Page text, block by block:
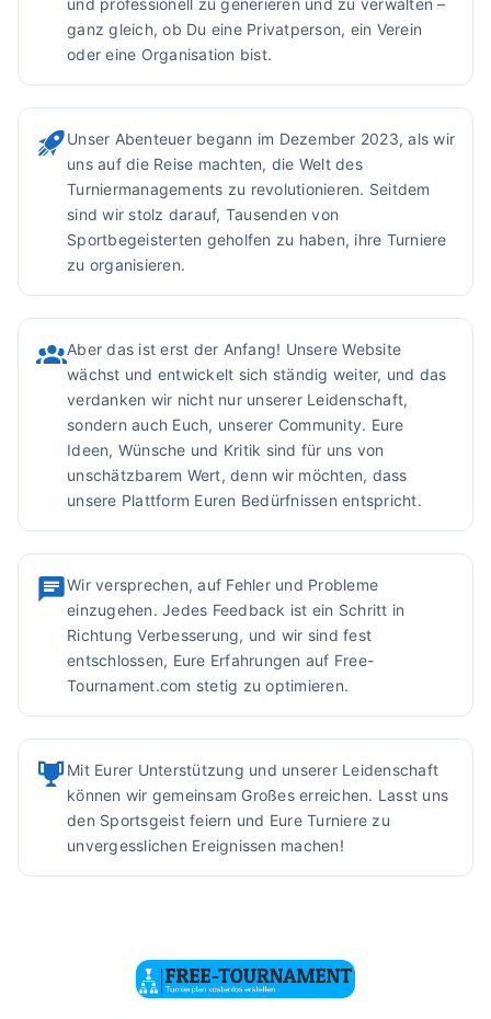
und professionell zu generieren und zu verwalten –
ganz gleich, ob Du eine Privatperson, ein Verein
oder eine Organisation bist.
Unser Abenteuer begann im Dezember 2023, als wir
uns auf die Reise machten, die Welt des
Turniermanagements zu revolutionieren. Seitdem
sind wir stolz darauf, Tausenden von
Sportbegeisterten geholfen zu haben, ihre Turniere
zu organisieren.
Aber das ist erst der Anfang! Unsere Website
wächst und entwickelt sich ständig weiter, und das
verdanken wir nicht nur unserer Leidenschaft,
sondern auch Euch, unserer Community. Eure
Ideen, Wünsche und Kritik sind für uns von
unschätzbarem Wert, denn wir möchten, dass
unsere Plattform Euren Bedürfnissen entspricht.
Wir versprechen, auf Fehler und Probleme
einzugehen. Jedes Feedback ist ein Schritt in
Richtung Verbesserung, und wir sind fest
entschlossen, Eure Erfahrungen auf Free-
Tournament.com stetig zu optimieren.
Mit Eurer Unterstützung und unserer Leidenschaft
können wir gemeinsam Großes erreichen. Lasst uns
den Sportsgeist feiern und Eure Turniere zu
unvergesslichen Ereignissen machen!